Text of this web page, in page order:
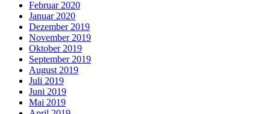
Februar 2020
Januar 2020
Dezember 2019
November 2019
Oktober 2019
September 2019
August 2019
Juli 2019
Juni 2019
Mai 2019